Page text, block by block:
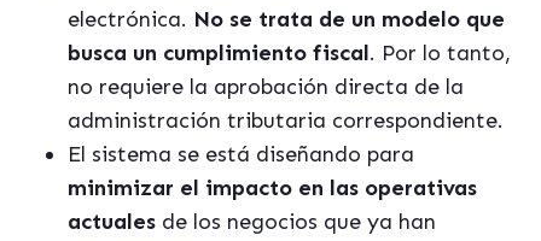
electrónica. No se trata de un modelo que
busca un cumplimiento fiscal. Por lo tanto,
no requiere la aprobación directa de la
administración tributaria correspondiente.
El sistema se está diseñando para
minimizar el impacto en las operativas
actuales de los negocios que ya han